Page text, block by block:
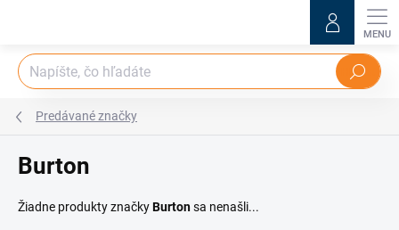
Hľadať
Predávané značky
Burton
Žiadne produkty značkyBurtonsa nenašli...